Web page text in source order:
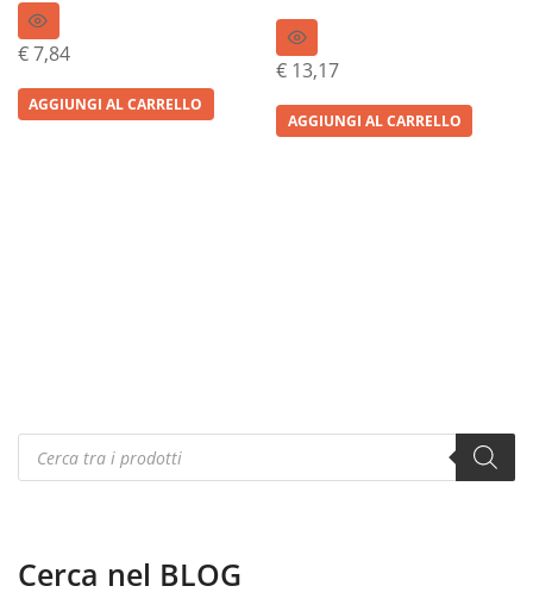
€7,84
AGGIUNGI AL CARRELLO
€ 13,17
AGGIUNGI AL CARRELLO
Products
search
Cerca nel BLOG